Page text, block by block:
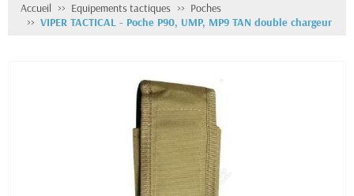
Accueil Equipements tactiques
Poches
VIPER TACTICAL - Poche P90, UMP, MP9 TAN double chargeur